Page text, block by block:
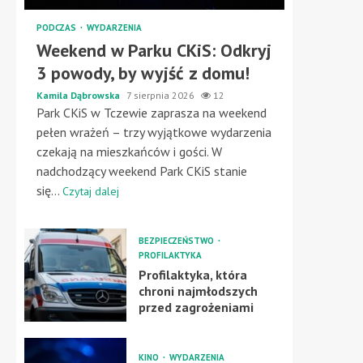
PODCZAS WYDARZENIA
Weekend w Parku CKiS: Odkryj
3 powody, by wyjść z domu!
Kamila Dąbrowska 7 sierpnia 2026 12
Park CKiS w Tczewie zaprasza na weekend
pełen wrażeń – trzy wyjątkowe wydarzenia
czekają na mieszkańców i gości. W
nadchodzący weekend Park CKiS stanie
się... Czytaj dalej
BEZPIECZEŃSTWO
PROFILAKTYKA
Profilaktyka, która
chroni najmłodszych
przed zagrożeniami
KINO WYDARZENIA